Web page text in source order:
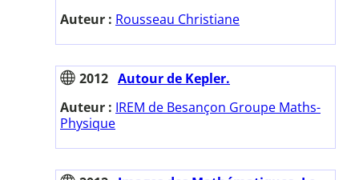
Auteur : Rousseau Christiane
2012 Autour de Kepler.
Auteur : IREM de Besançon Groupe Maths-
Physique